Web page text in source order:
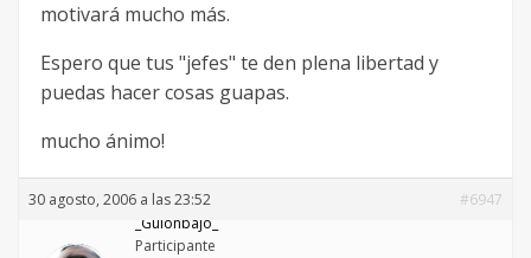
motivará mucho más.
Espero que tus "jefes" te den plena libertad y
puedas hacer cosas guapas.
mucho ánimo!
30 agosto, 2006 a las 23:52
#6947
_Guionbajo_
Participante